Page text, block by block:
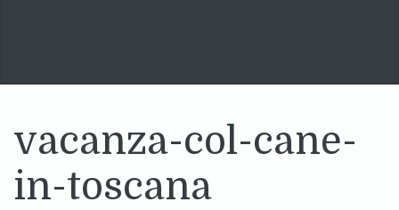
vacanza-col-cane-
in-toscana